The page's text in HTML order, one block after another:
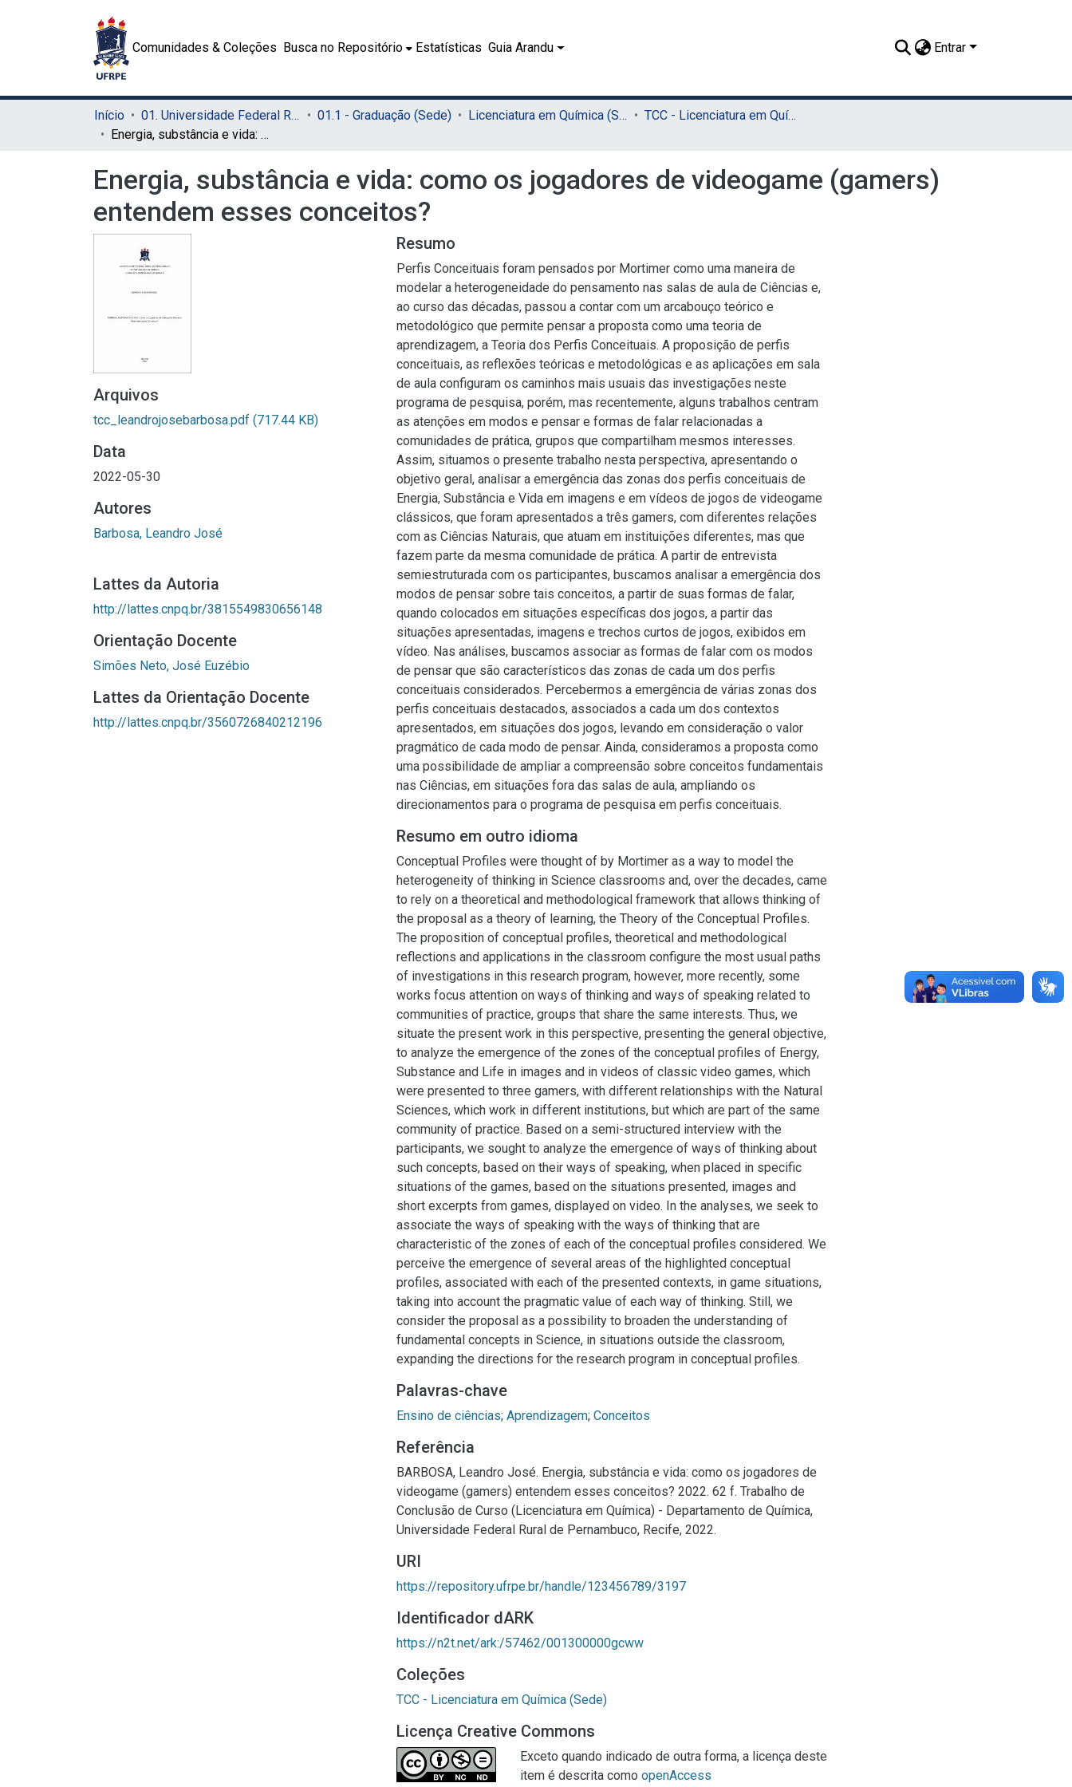
Comunidades & Coleções Busca no Repositório Estatísticas Guia Arandu Entrar
Início 01. Universidade Federal Rural de Pernambuco - UFRPE (Sede) 01.1 - Graduação (Sede) Licenciatura em Química (Sede)
TCC - Licenciatura em Química (Sede)
Energia, substância e vida: como os jogadores de videogame (gamers) entendem esses conceitos?
Energia, substância e vida: como os jogadores de videogame (gamers)
entendem esses conceitos?
Arquivos
tcc_leandrojosebarbosa.pdf (717.44 KB)
Data
2022-05-30
Autores
Barbosa, Leandro José
Lattes da Autoria
http://lattes.cnpq.br/3815549830656148
Orientação Docente
Simões Neto, José Euzébio
Lattes da Orientação Docente
http://lattes.cnpq.br/3560726840212196
Resumo
Perfis Conceituais foram pensados por Mortimer como uma maneira de
modelar a heterogeneidade do pensamento nas salas de aula de Ciências e,
ao curso das décadas, passou a contar com um arcabouço teórico e
metodológico que permite pensar a proposta como uma teoria de
aprendizagem, a Teoria dos Perfis Conceituais. A proposição de perfis
conceituais, as reflexões teóricas e metodológicas e as aplicações em sala
de aula configuram os caminhos mais usuais das investigações neste
programa de pesquisa, porém, mas recentemente, alguns trabalhos centram
as atenções em modos e pensar e formas de falar relacionadas a
comunidades de prática, grupos que compartilham mesmos interesses.
Assim, situamos o presente trabalho nesta perspectiva, apresentando o
objetivo geral, analisar a emergência das zonas dos perfis conceituais de
Energia, Substância e Vida em imagens e em vídeos de jogos de videogame
clássicos, que foram apresentados a três gamers, com diferentes relações
com as Ciências Naturais, que atuam em instituições diferentes, mas que
fazem parte da mesma comunidade de prática. A partir de entrevista
semiestruturada com os participantes, buscamos analisar a emergência dos
modos de pensar sobre tais conceitos, a partir de suas formas de falar,
quando colocados em situações específicas dos jogos, a partir das
situações apresentadas, imagens e trechos curtos de jogos, exibidos em
vídeo. Nas análises, buscamos associar as formas de falar com os modos
de pensar que são característicos das zonas de cada um dos perfis
conceituais considerados. Percebermos a emergência de várias zonas dos
perfis conceituais destacados, associados a cada um dos contextos
apresentados, em situações dos jogos, levando em consideração o valor
pragmático de cada modo de pensar. Ainda, consideramos a proposta como
uma possibilidade de ampliar a compreensão sobre conceitos fundamentais
nas Ciências, em situações fora das salas de aula, ampliando os
direcionamentos para o programa de pesquisa em perfis conceituais.
Resumo em outro idioma
Conceptual Profiles were thought of by Mortimer as a way to model the
heterogeneity of thinking in Science classrooms and, over the decades, came
to rely on a theoretical and methodological framework that allows thinking of
the proposal as a theory of learning, the Theory of the Conceptual Profiles.
The proposition of conceptual profiles, theoretical and methodological
reflections and applications in the classroom configure the most usual paths
of investigations in this research program, however, more recently, some
works focus attention on ways of thinking and ways of speaking related to
communities of practice, groups that share the same interests. Thus, we
situate the present work in this perspective, presenting the general objective,
to analyze the emergence of the zones of the conceptual profiles of Energy,
Substance and Life in images and in videos of classic video games, which
were presented to three gamers, with different relationships with the Natural
Sciences, which work in different institutions, but which are part of the same
community of practice. Based on a semi-structured interview with the
participants, we sought to analyze the emergence of ways of thinking about
such concepts, based on their ways of speaking, when placed in specific
situations of the games, based on the situations presented, images and
short excerpts from games, displayed on video. In the analyses, we seek to
associate the ways of speaking with the ways of thinking that are
characteristic of the zones of each of the conceptual profiles considered. We
perceive the emergence of several areas of the highlighted conceptual
profiles, associated with each of the presented contexts, in game situations,
taking into account the pragmatic value of each way of thinking. Still, we
consider the proposal as a possibility to broaden the understanding of
fundamental concepts in Science, in situations outside the classroom,
expanding the directions for the research program in conceptual profiles.
Palavras-chave
Ensino de ciências; Aprendizagem; Conceitos
Referência
BARBOSA, Leandro José. Energia, substância e vida: como os jogadores de
videogame (gamers) entendem esses conceitos? 2022. 62 f. Trabalho de
Conclusão de Curso (Licenciatura em Química) - Departamento de Química,
Universidade Federal Rural de Pernambuco, Recife, 2022.
URI
https://repository.ufrpe.br/handle/123456789/3197
Identificador dARK
https://n2t.net/ark:/57462/001300000gcww
Coleções
TCC - Licenciatura em Química (Sede)
Licença Creative Commons
Exceto quando indicado de outra forma, a licença deste
item é descrita como openAccess